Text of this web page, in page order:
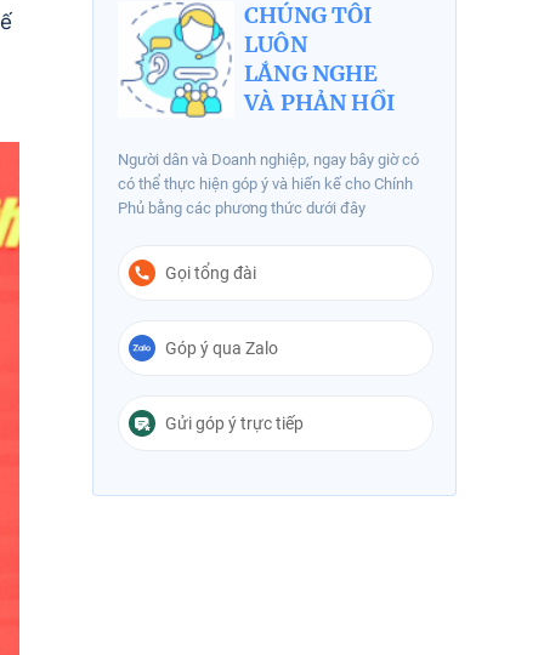
CHÚNG TÔI
LUÔN
LẮNG NGHE
VÀ PHẢN HỒI
Người dân và Doanh nghiệp, ngay bây giờ có
có thể thực hiện góp ý và hiến kế cho Chính
Phủ bằng các phương thức dưới đây
Gọi tổng đài
Góp ý qua Zalo
Gửi góp ý trực tiếp